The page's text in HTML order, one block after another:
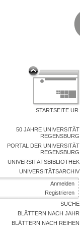
STARTSEITE UR
50 JAHRE UNIVERSITÄT
REGENSBURG
PORTAL DER UNIVERSITÄT
REGENSBURG
UNIVERSITÄTSBIBLIOTHEK
UNIVERSITÄTSARCHIV
Anmelden
Registrieren
SUCHE
BLÄTTERN NACH JAHR
BLÄTTERN NACH REIHEN